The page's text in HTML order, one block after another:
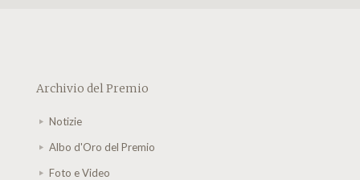
Archivio del Premio
Notizie
Albo d'Oro del Premio
Foto e Video